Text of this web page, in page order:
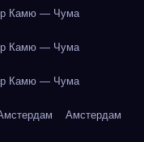
Камю — Чума
Камю — Чума
Камю — Чума
Амстердам